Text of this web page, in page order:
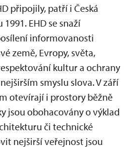
připojily, patří i Česká
EHD se snaží
informovanosti
země, Evropy, světa,
kultur a ochrany
smyslu slova. V září
otevírají i prostory běžně
jsou obohacovány o výklad
či technické
nejširší veřejnost jsou